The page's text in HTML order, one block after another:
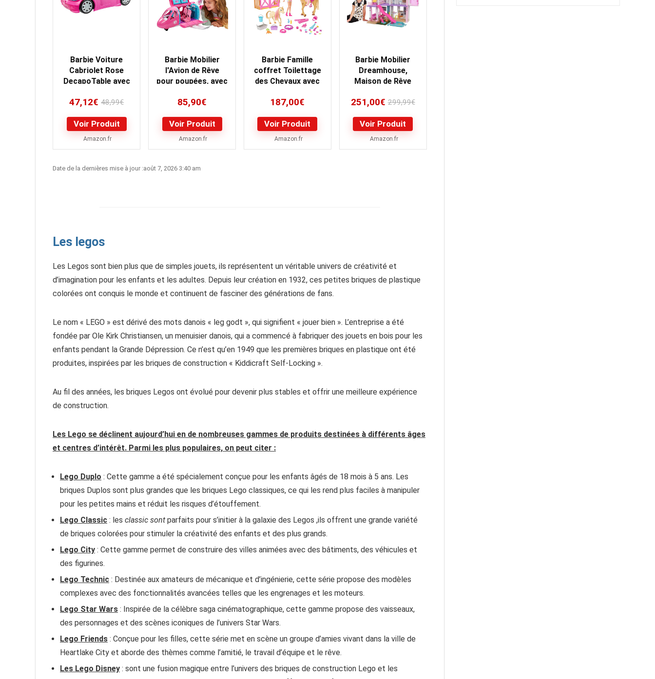
Barbie Voiture
Cabriolet Rose
DecapoTable avec
et Ceintures,
47,12€ 48,99€
Voir Produit
Amazon.fr
Barbie Mobilier
l'Avion de Rêve
pour poupées, avec
Rangements et
85,90€
Voir Produit
Amazon.fr
Barbie Famille
coffret Toilettage
des Chevaux avec
2 figurines et plus…
187,00€
Voir Produit
Amazon.fr
Barbie Mobilier
Dreamhouse,
Maison de Rêve
niveaux, 109…
251,00€ 299,99€
Voir Produit
Amazon.fr
Date de la dernières mise à jour :août 7, 2026 3:40 am
Les legos
Les Legos sont bien plus que de simples jouets, ils représentent un véritable univers de créativité et
d’imagination pour les enfants et les adultes. Depuis leur création en 1932, ces petites briques de plastique
colorées ont conquis le monde et continuent de fasciner des générations de fans.
Le nom « LEGO » est dérivé des mots danois « leg godt », qui signifient « jouer bien ». L’entreprise a été
fondée par Ole Kirk Christiansen, un menuisier danois, qui a commencé à fabriquer des jouets en bois pour les
enfants pendant la Grande Dépression. Ce n’est qu’en 1949 que les premières briques en plastique ont été
produites, inspirées par les briques de construction « Kiddicraft Self-Locking ».
Au fil des années, les briques Legos ont évolué pour devenir plus stables et offrir une meilleure expérience
de construction.
Les Lego se déclinent aujourd’hui en de nombreuses gammes de produits destinées à différents âges
et centres d’intérêt. Parmi les plus populaires, on peut citer :
Lego Duplo : Cette gamme a été spécialement conçue pour les enfants âgés de 18 mois à 5 ans. Les
briques Duplos sont plus grandes que les briques Lego classiques, ce qui les rend plus faciles à manipuler
pour les petites mains et réduit les risques d’étouffement.
Lego Classic : les classic sont parfaits pour s’initier à la galaxie des Legos ,ils offrent une grande variété
de briques colorées pour stimuler la créativité des enfants et des plus grands.
Lego City : Cette gamme permet de construire des villes animées avec des bâtiments, des véhicules et
des figurines.
Lego Technic : Destinée aux amateurs de mécanique et d’ingénierie, cette série propose des modèles
complexes avec des fonctionnalités avancées telles que les engrenages et les moteurs.
Lego Star Wars : Inspirée de la célèbre saga cinématographique, cette gamme propose des vaisseaux,
des personnages et des scènes iconiques de l’univers Star Wars.
Lego Friends : Conçue pour les filles, cette série met en scène un groupe d’amies vivant dans la ville de
Heartlake City et aborde des thèmes comme l’amitié, le travail d’équipe et le rêve.
Les Lego Disney : sont une fusion magique entre l’univers des briques de construction Lego et les